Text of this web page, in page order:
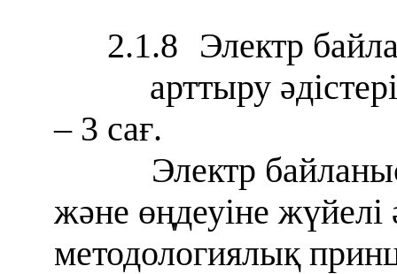
2.1.8 Электр
арттыру
– 3 сағ.
Электр
және өңдеуіне
методологиялық